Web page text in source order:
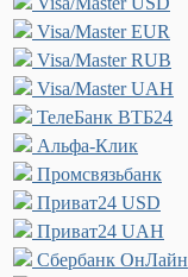
Visa/Master EUR
Visa/Master RUB
Visa/Master UAH
ТелеБанк ВТБ24
Альфа-Клик
Промсвязьбанк
Приват24 USD
Приват24 UAH
Сбербанк ОнЛайн